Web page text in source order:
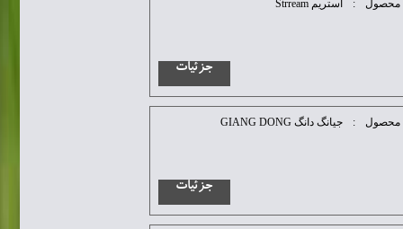
محصول : استریم Strream
جزئیات
محصول : جیانگ دانگ GIANG DONG
جزئیات